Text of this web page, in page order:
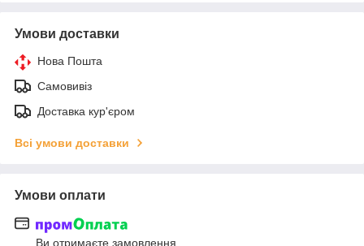
Умови доставки
Нова Пошта
Самовивіз
Доставка кур'єром
Всі умови доставки
Умови оплати
Ви отримаєте замовлення